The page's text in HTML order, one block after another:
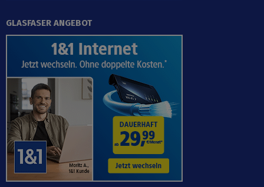
GLASFASER ANGEBOT